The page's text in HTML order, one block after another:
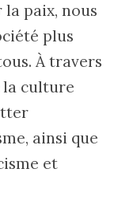
paix, nous
plus
À travers
culture
ainsi que
et